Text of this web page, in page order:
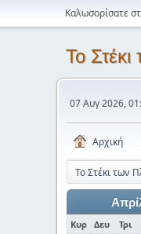
Καλωσορίσατε
Το
07 Αυγ 2026,
Αρχική
Το Στέκι των
Κυρ Δευ Τρι